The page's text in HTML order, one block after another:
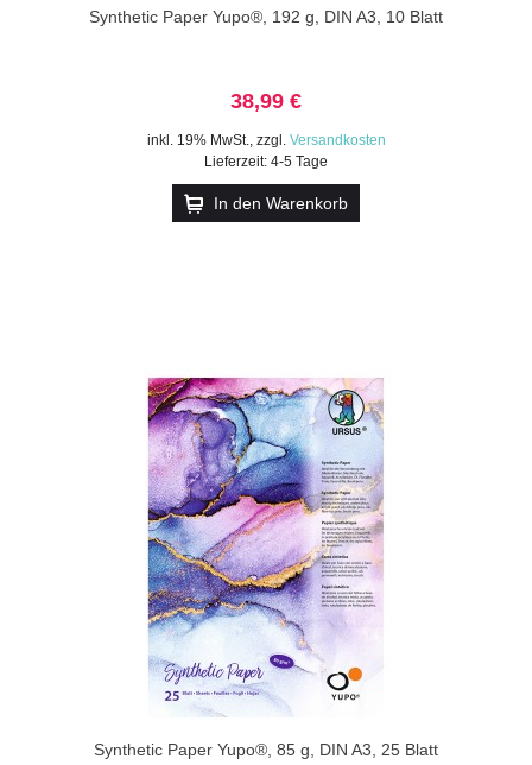
Synthetic Paper Yupo®, 192 g, DIN A3, 10 Blatt
38,99 €
inkl. 19% MwSt., zzgl. Versandkosten
Lieferzeit: 4-5 Tage
In den Warenkorb
Synthetic Paper Yupo®, 85 g, DIN A3, 25 Blatt